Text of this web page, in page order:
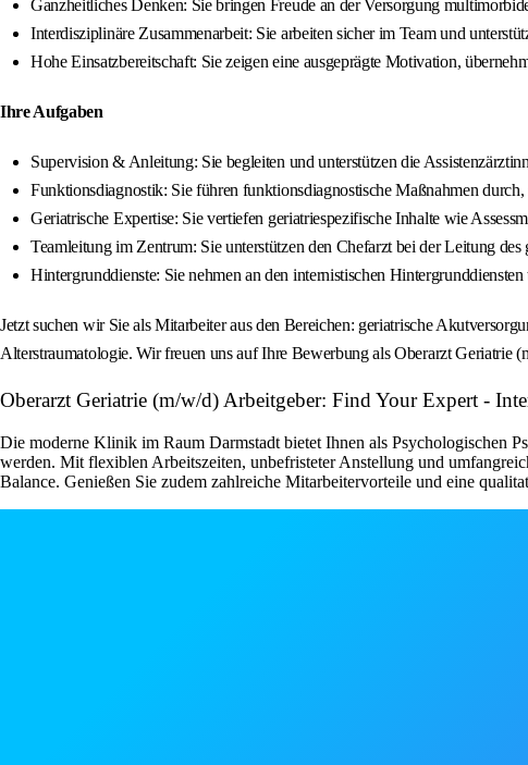
Ganzheitliches Denken: Sie bringen Freude an der Versorgung
Interdisziplinäre Zusammenarbeit: Sie arbeiten sicher im Team und
Hohe Einsatzbereitschaft: Sie zeigen eine ausgeprägte Motivation,
Ihre Aufgaben
Supervision & Anleitung: Sie begleiten und unterstützen die
Funktionsdiagnostik: Sie führen funktionsdiagnostische Maßnahmen
Geriatrische Expertise: Sie vertiefen geriatriespezifische Inhalte wie
Teamleitung im Zentrum: Sie unterstützen den Chefarzt bei der Leitung
Hintergrunddienste: Sie nehmen an den internistischen Hintergrunddiensten
Jetzt suchen wir Sie als Mitarbeiter aus den Bereichen: geriatrische
Alterstraumatologie. Wir freuen uns auf Ihre Bewerbung als Oberarzt Geriatrie
Oberarzt Geriatrie (m/w/d) Arbeitgeber: Find Your Expert -
Die moderne Klinik im Raum Darmstadt bietet Ihnen als Psychologischen
werden. Mit flexiblen Arbeitszeiten, unbefristeter Anstellung und
Balance. Genießen Sie zudem zahlreiche Mitarbeitervorteile und eine